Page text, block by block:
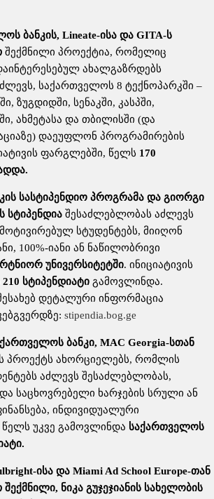
ბანკის, Lineate-ისა და GITA-ს
შექმნილი პროექტია, რომელიც
ახალგაზრდებს
საქართველოს 8 ტექნოპარკში –
ზუგდიდში, სენაკში, კასპში,
ახმეტასა და თბილისში (და
დაეუფლონ პროგრამირების
ფარგლებში, წელს 170
.
სასტიპენდიო პროგრამა და გიორგი
სტიპენდია შესაძლებლობას აძლევს
სტუდენტებს, მიიღონ
100%-იანი ან ნაწილობრივი
უნივერსიტეტში. ინიციატივის
210 სტიპენდიატი გამოვლინდა.
დეტალური ინფორმაცია
stipendia.bog.ge
ბანკი, MAC Georgia-სთან
პროექტს ახორციელებს, რომლის
აძლევს შესაძლებლობას,
საცხოვრებელი ხარჯების სრული ან
ინდივიდუალური
წელს უკვე გამოვლინდა საქართველოს
.
ისა და Miami Ad School Europe-თან
შექმნილი, ნიკა გუჯეჯიანის სახელობის